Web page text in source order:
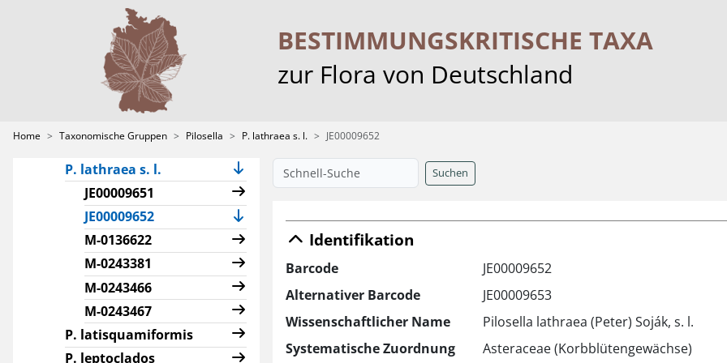
BESTIMMUNGS­KRITISCHE TAXA
zur Flora von Deutschland
Home Taxonomische Gruppen Pilosella P. lathraea s. l. JE00009652
P. heterodoxiformis
P. hoppeana s. l.
P. hybrida
P. hypeurya
P. iserana
P. lactucella
P. lathraea s. l.
JE00009651
JE00009652(current)
M-0136622
M-0243381
M-0243466
M-0243467
P. latisquamiformis
P. leptoclados
Suchen
Identifikation
Barcode
JE00009652
Alternativer Barcode
JE00009653
Wissenschaftlicher Name
Pilosella lathraea (Peter) Soják, s. l.
Systematische Zuordnung
Asteraceae (Korbblütengewächse)